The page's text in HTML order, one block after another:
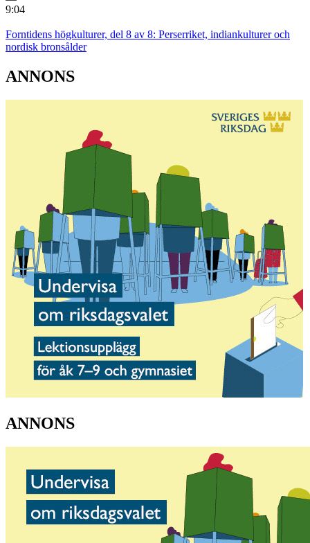
9:04
Forntidens högkulturer, del 8 av 8: Perserriket, indiankulturer och
nordisk bronsålder
ANNONS
ANNONS